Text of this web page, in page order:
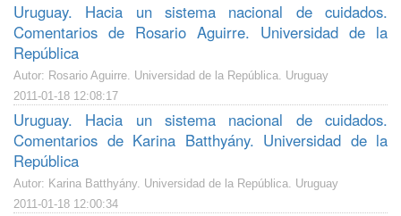
Uruguay. Hacia un sistema nacional de cuidados.
Comentarios de Rosario Aguirre. Universidad de la
República
Autor: Rosario Aguirre. Universidad de la República. Uruguay
2011-01-18 12:08:17
Uruguay. Hacia un sistema nacional de cuidados.
Comentarios de Karina Batthyány. Universidad de la
República
Autor: Karina Batthyány. Universidad de la República. Uruguay
2011-01-18 12:00:34